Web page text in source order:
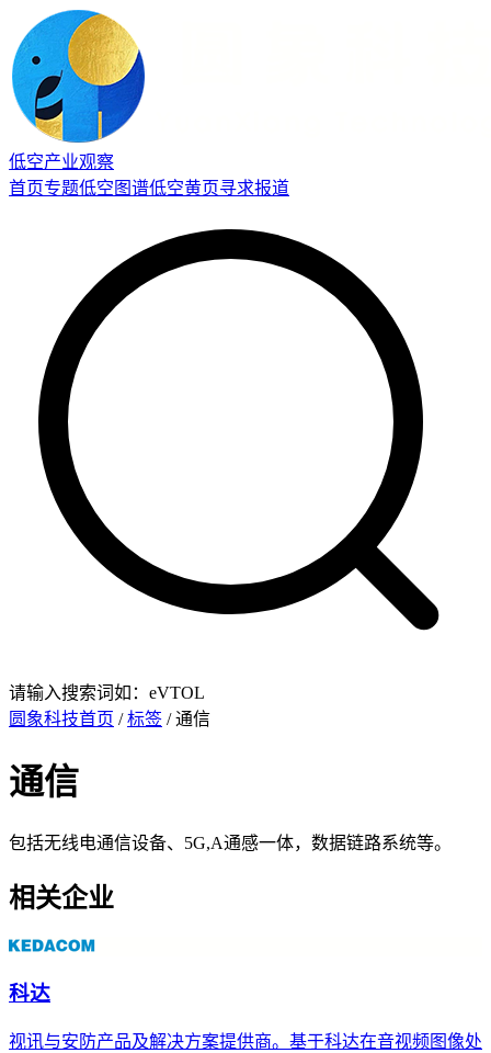
低空产业观察
首页专题低空图谱低空黄页寻求报道
请输入搜索词如：eVTOL
圆象科技首页 /标签 / 通信
通信
包括无线电通信设备、5G,A通感一体，数据链路系统等。
相关企业
科达
视讯与安防产品及解决方案提供商。基于科达在音视频图像处